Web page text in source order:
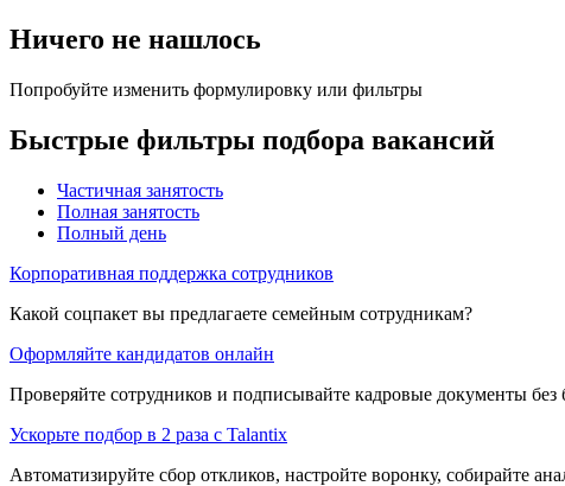
Ничего не нашлось
Попробуйте изменить формулировку или фильтры
Быстрые фильтры подбора вакансий
Частичная занятость
Полная занятость
Полный день
Корпоративная поддержка сотрудников
Какой соцпакет вы предлагаете семейным сотрудникам?
Оформляйте кандидатов онлайн
Проверяйте сотрудников и подписывайте кадровые документы без
Ускорьте подбор в 2 раза с Talantix
Автоматизируйте сбор откликов, настройте воронку, собирайте